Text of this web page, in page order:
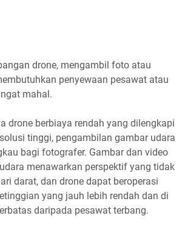
drone, mengambil foto atau
penyewaan pesawat atau
mahal.
drone berbiaya rendah yang dilengkapi
tinggi, pengambilan gambar udara
bagi fotografer. Gambar dan video
menawarkan perspektif yang tidak
darat, dan drone dapat beroperasi
yang jauh lebih rendah dan di
daripada pesawat terbang.